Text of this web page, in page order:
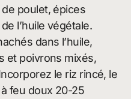
poulet, épices
l’huile végétale.
dans l’huile,
et poivrons mixés,
le riz rincé, le
feu doux 20-25